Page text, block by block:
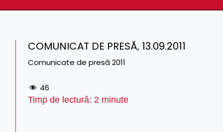
COMUNICAT DE PRESĂ‚ 13.09.2011
Comunicate de presă 2011
46
Timp de lectură: 2 minute